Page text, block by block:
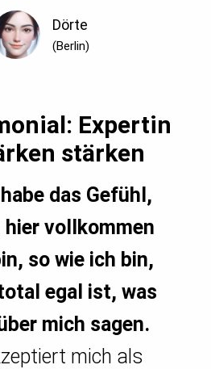
Dörte
(Berlin)
Expertin
stärken
habe das Gefühl,
hier vollkommen
so wie ich bin,
egal ist, was
mich sagen.
mich als